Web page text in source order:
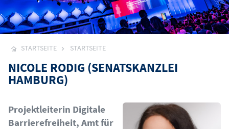
STARTSEITE STARTSEITE
NICOLE RODIG (SENATSKANZLEI
HAMBURG)
Bild
Projektleiterin Digitale
Barrierefreiheit, Amt für